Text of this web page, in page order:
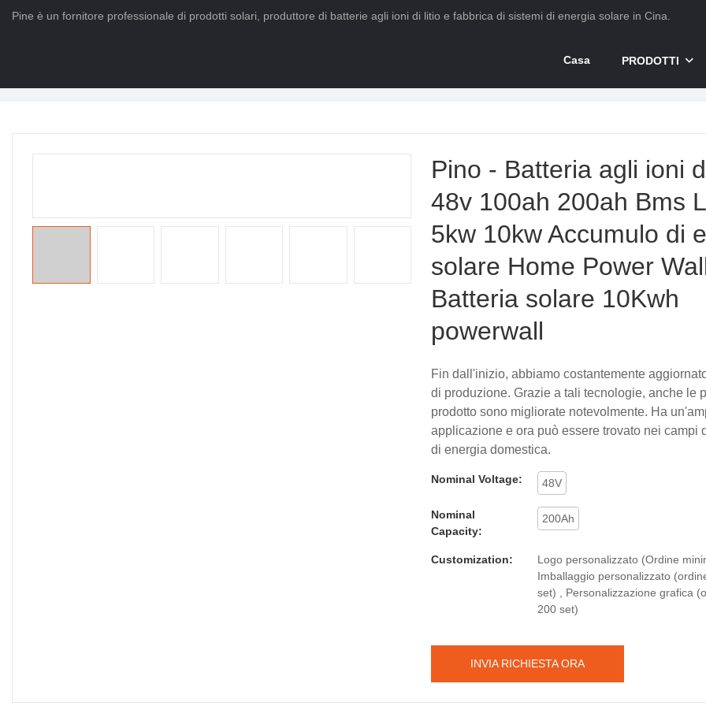
Pine è un fornitore professionale di prodotti solari, produttore di batterie agli ioni di litio e fabbrica di sistemi di energia solare in Cina.
Casa PRODOTTI
Pino - Batteria agli ioni
48v 100ah 200ah Bms
5kw 10kw Accumulo di
solare Home Power
Batteria solare 10Kwh
powerwall
Fin dall'inizio, abbiamo costantemente
di produzione. Grazie a tali tecnologie, anche le
prodotto sono migliorate notevolmente. Ha
applicazione e ora può essere trovato nei campi
di energia domestica.
Nominal Voltage: 48V
Nominal
Capacity:
200Ah
Customization:
Logo personalizzato (Ordine
Imballaggio personalizzato
set) , Personalizzazione grafica
200 set)
INVIA RICHIESTA ORA